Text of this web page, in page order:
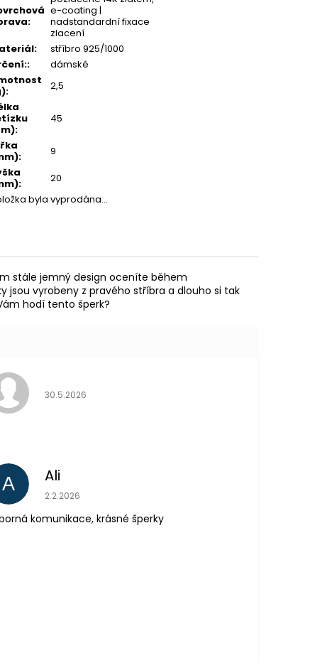
:
e-coating |
nadstandardní fixace
zlacení
:
stříbro 925/1000
:
dámské
:
2,5
:
45
:
9
:
20
byla vyprodána…
stále jemný design oceníte během
jsou vyrobeny z pravého stříbra a dlouho si tak
hodí tento šperk?
Hodnocení obchodu je 5 z 5 hvězdiček.
30.5.2026
A Ali
Hodnocení obchodu je 5 z 5 hvězdiček.
2.2.2026
komunikace, krásné šperky